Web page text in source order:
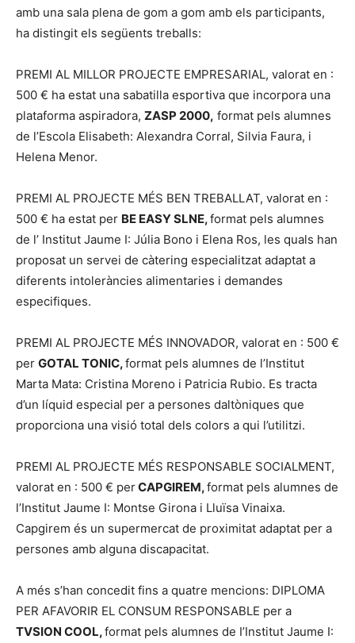
amb una sala plena de gom a gom amb els participants,
ha distingit els següents treballs:
PREMI AL MILLOR PROJECTE EMPRESARIAL, valorat en :
500 € ha estat una sabatilla esportiva que incorpora una
plataforma aspiradora, ZASP 2000, format pels alumnes
de l’Escola Elisabeth: Alexandra Corral, Silvia Faura, i
Helena Menor.
PREMI AL PROJECTE MÉS BEN TREBALLAT, valorat en :
500 € ha estat per BE EASY SLNE,format pels alumnes
de l’ Institut Jaume I: Júlia Bono i Elena Ros, les quals han
proposat un servei de càtering especialitzat adaptat a
diferents intoleràncies alimentaries i demandes
especifiques.
PREMI AL PROJECTE MÉS INNOVADOR, valorat en : 500 €
per GOTAL TONIC,format pels alumnes de l’Institut
Marta Mata: Cristina Moreno i Patricia Rubio. Es tracta
d’un líquid especial per a persones daltòniques que
proporciona una visió total dels colors a qui l’utilitzi.
PREMI AL PROJECTE MÉS RESPONSABLE SOCIALMENT,
valorat en : 500 € perCAPGIREM,format pels alumnes de
l’Institut Jaume I: Montse Girona i Lluïsa Vinaixa.
Capgirem és un supermercat de proximitat adaptat per a
persones amb alguna discapacitat.
A més s’han concedit fins a quatre mencions: DIPLOMA
PER AFAVORIR EL CONSUM RESPONSABLE per a
TVSION COOL,format pels alumnes de I’Institut Jaume I: